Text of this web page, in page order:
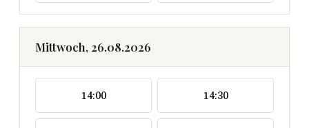
Mittwoch, 26.08.2026
14:00 14:30